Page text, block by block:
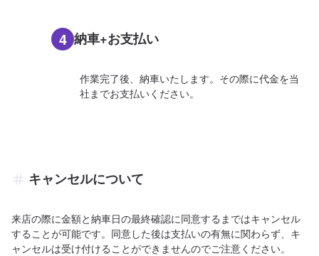
4 納車+お支払い
作業完了後、納車いたします。その際に代金を当
社までお支払いください。
キャンセルについて
来店の際に金額と納車日の最終確認に同意するまではキャンセル
することが可能です。同意した後は支払いの有無に関わらず、キ
ャンセルは受け付けることができませんのでご注意ください。